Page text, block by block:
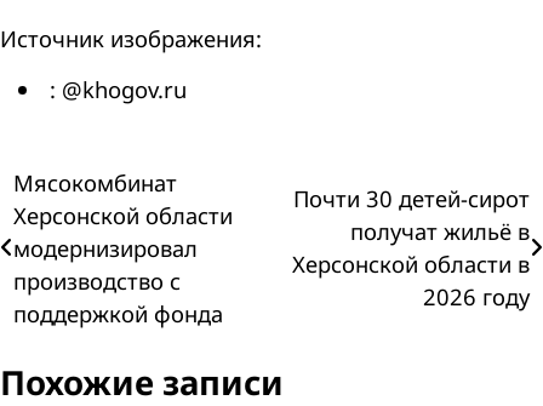
Источник изображения:
: @khogov.ru
Навигация
по
записям
Мясокомбинат
Херсонской области
модернизировал
производство с
поддержкой фонда
Почти 30 детей-сирот
получат жильё в
Херсонской области в
2026 году
Похожие записи